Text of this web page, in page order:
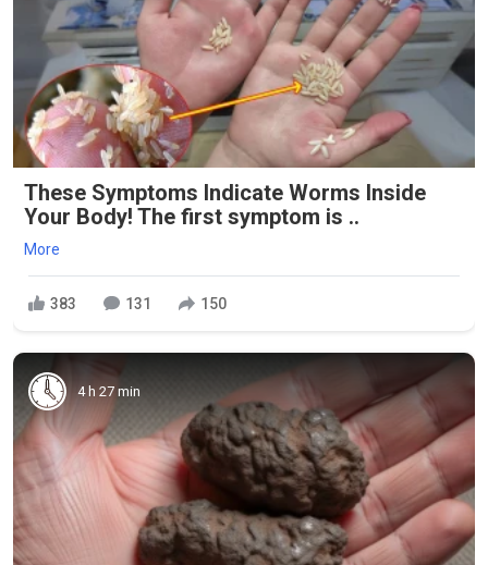
These Symptoms Indicate Worms Inside
Your Body! The first symptom is ..
More
383 131 150
4 h 27 min